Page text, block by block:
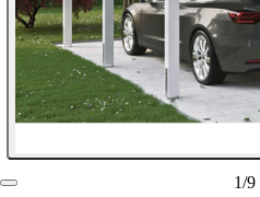
1/9